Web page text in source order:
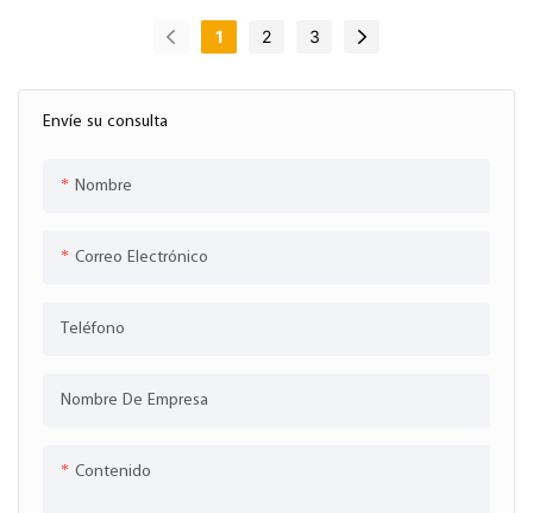
Envíe su consulta
Nombre
Correo Electrónico
Teléfono
Nombre De Empresa
Contenido
1 2 3